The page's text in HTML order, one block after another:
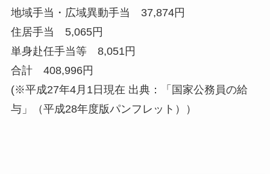
地域手当・広域異動手当 37,874円
住居手当 5,065円
単身赴任手当等 8,051円
合計 408,996円
(※平成27年4月1日現在 出典：「国家公務員の給
与」（平成28年度版パンフレット））